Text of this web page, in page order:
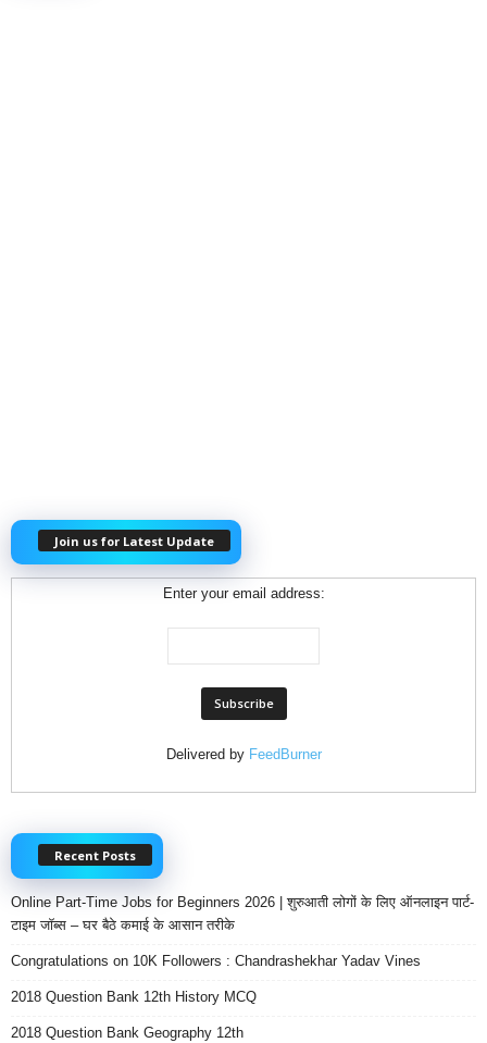
Join us for Latest Update
Enter your email address:
Delivered by FeedBurner
Recent Posts
Online Part-Time Jobs for Beginners 2026 | शुरुआती लोगों के लिए ऑनलाइन पार्ट-
टाइम जॉब्स – घर बैठे कमाई के आसान तरीके
Congratulations on 10K Followers : Chandrashekhar Yadav Vines
2018 Question Bank 12th History MCQ
2018 Question Bank Geography 12th